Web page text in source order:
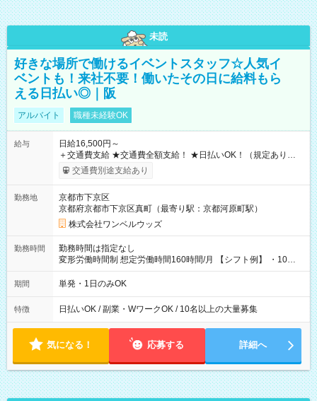
未読
好きな場所で働けるイベントスタッフ☆人気イ
ベントも！来社不要！働いたその日に給料もら
える日払い◎｜阪
アルバイト 職種未経験OK
給与
日給16,500円～
＋交通費支給 ★交通費全額支給！ ★日払いOK！（規定あり） ┗
働いたその日に現金GET♪ お仕事後はコンビニATMから 日払
交通費別途支給あり
勤務地
京都市下京区
京都府京都市下京区真町（最寄り駅：京都河原町駅）
株式会社ワンベルウッズ
勤務時間
勤務時間は指定なし
変形労働時間制 想定労働時間160時間/月 【シフト例】 ・10：
00～20：00
期間 単発・1日のみOK
特徴 日払いOK / 副業・WワークOK / 10名以上の大量募集
気になる！ 応募する 詳細へ